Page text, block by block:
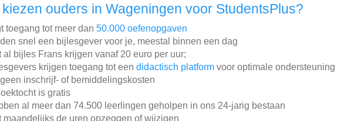
ouders in Wageningen voor StudentsPlus?
toegang tot meer dan 50.000 oefenopgaven
snel een bijlesgever voor je, meestal binnen een dag
al bijles Frans krijgen vanaf 20 euro per uur;
krijgen toegang tot een didactisch platform voor optimale ondersteuning
inschrijf- of bemiddelingskosten
is gratis
al meer dan 74.500 leerlingen geholpen in ons 24-jarig bestaan
maandelijks de uren opzeggen of wijzigen